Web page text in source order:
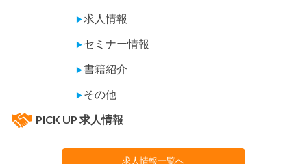
▶求人情報
▶ セミナー情報
▶書籍紹介
▶ その他
PICK UP 求人情報
求人情報一覧へ